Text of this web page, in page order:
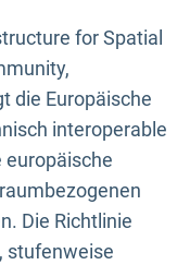
for Spatial
die Europäische
interoperable
Die Richtlinie
stufenweise